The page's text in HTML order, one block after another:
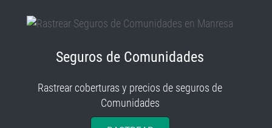
Rastrear coberturas y precios de seguros de
Comunidades
RASTREAR